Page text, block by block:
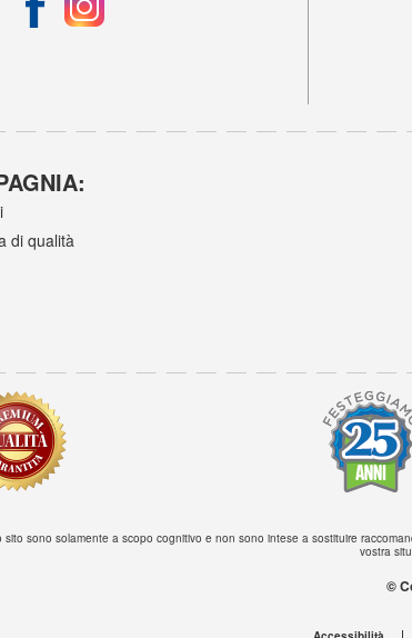
di qualità
©
sono solamente a scopo cognitivo e non sono intese a sostituire
vostra